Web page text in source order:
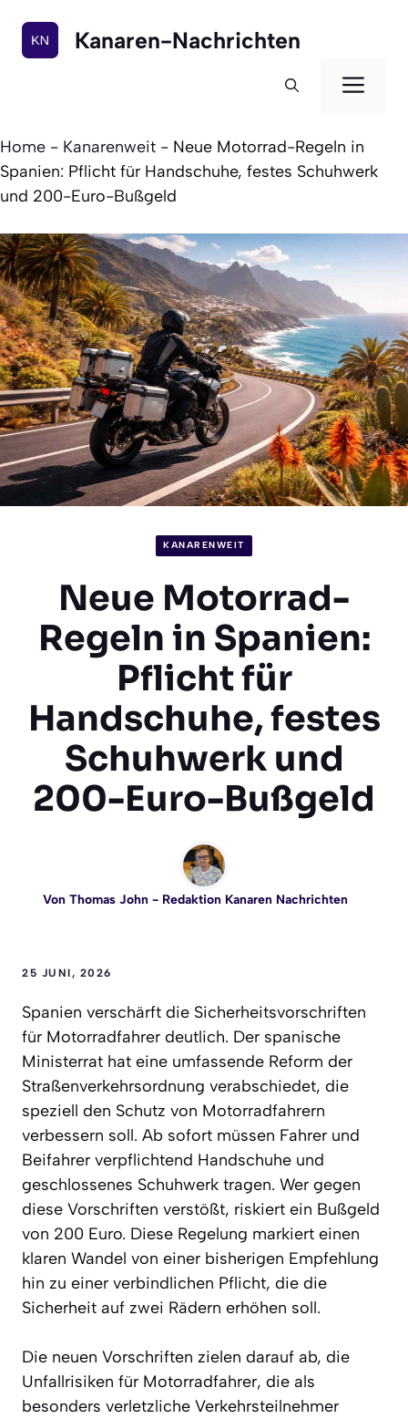
Inhalt
springen
Kanaren-Nachrichten
Home - Kanarenweit - Neue Motorrad-Regeln in
Spanien: Pflicht für Handschuhe, festes Schuhwerk
und 200-Euro-Bußgeld
KANARENWEIT
Neue Motorrad-
Regeln in Spanien:
Pflicht für
Handschuhe, festes
Schuhwerk und
200-Euro-Bußgeld
Von Thomas John- Redaktion Kanaren Nachrichten
25 JUNI, 2026
Spanien verschärft die Sicherheitsvorschriften
für Motorradfahrer deutlich. Der spanische
Ministerrat hat eine umfassende Reform der
Straßenverkehrsordnung verabschiedet, die
speziell den Schutz von Motorradfahrern
verbessern soll. Ab sofort müssen Fahrer und
Beifahrer verpflichtend Handschuhe und
geschlossenes Schuhwerk tragen. Wer gegen
diese Vorschriften verstößt, riskiert ein Bußgeld
von 200 Euro. Diese Regelung markiert einen
klaren Wandel von einer bisherigen Empfehlung
hin zu einer verbindlichen Pflicht, die die
Sicherheit auf zwei Rädern erhöhen soll.
Die neuen Vorschriften zielen darauf ab, die
Unfallrisiken für Motorradfahrer, die als
besonders verletzliche Verkehrsteilnehmer